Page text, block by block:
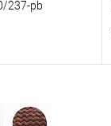
237-pb